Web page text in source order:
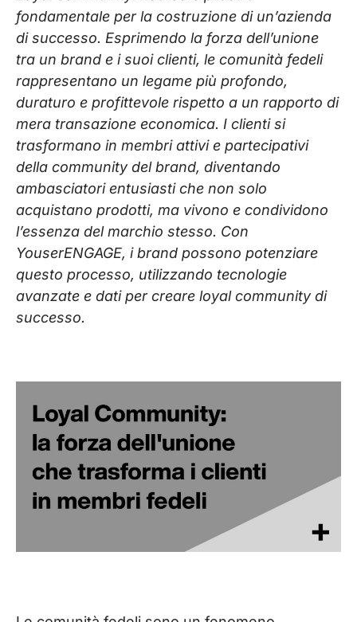
fondamentale per la costruzione di un’azienda
di successo. Esprimendo la forza dell’unione
tra un brand e i suoi clienti, le comunità fedeli
rappresentano un legame più profondo,
duraturo e profittevole rispetto a un rapporto di
mera transazione economica. I clienti si
trasformano in membri attivi e partecipativi
della community del brand, diventando
ambasciatori entusiasti che non solo
acquistano prodotti, ma vivono e condividono
l’essenza del marchio stesso. Con
YouserENGAGE, i brand possono potenziare
questo processo, utilizzando tecnologie
avanzate e dati per creare loyal community di
successo.